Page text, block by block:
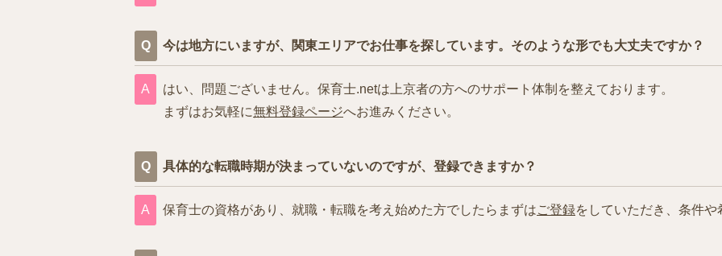
今は地方にいますが、関東エリアでお仕事を探しています。そのような形でも大丈夫ですか？
はい、問題ございません。保育士.netは上京者の方へのサポート体制を整えております。
まずはお気軽に無料登録ページへお進みください。
具体的な転職時期が決まっていないのですが、登録できますか？
保育士の資格があり、就職・転職を考え始めた方でしたらまずはご登録をしていただき、条件